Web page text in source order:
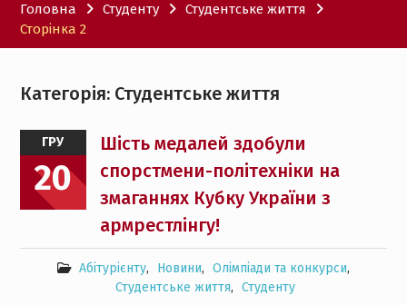
Головна Студенту
Студентське життя
Сторінка 2
Категорія: Студентське життя
ГРУ
20
Шість медалей здобули
спорстмени-політехніки на
змаганнях Кубку України з
армрестлінгу!
Абітурієнту, Новини, Олімпіади та конкурси,
Студентське життя, Студенту